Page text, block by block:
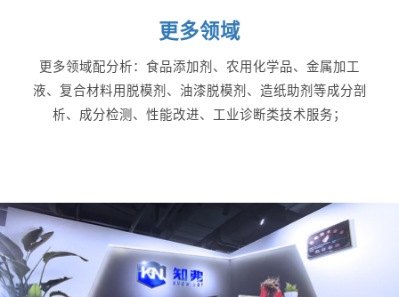
更多领域
更多领域配分析：食品添加剂、农用化学品、金属加工
液、复合材料用脱模剂、油漆脱模剂、造纸助剂等成分剖
析、成分检测、性能改进、工业诊断类技术服务；